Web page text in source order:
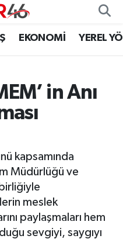
EKONOMİ YEREL
in Anı
kapsamında
Müdürlüğü ve
meslek
paylaşmaları hem
sevgiyi, saygıyı
Vakitleri
ve Fikstür